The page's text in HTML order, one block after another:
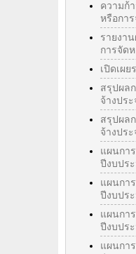
ความก้
หรือกา
รายงา
การจัด
เปิดเผย
สรุปผล
จ้างประ
สรุปผล
จ้างปร
แผนกา
ปีงบปร
แผนกา
ปีงบปร
แผนกา
ปีงบปร
แผนกา